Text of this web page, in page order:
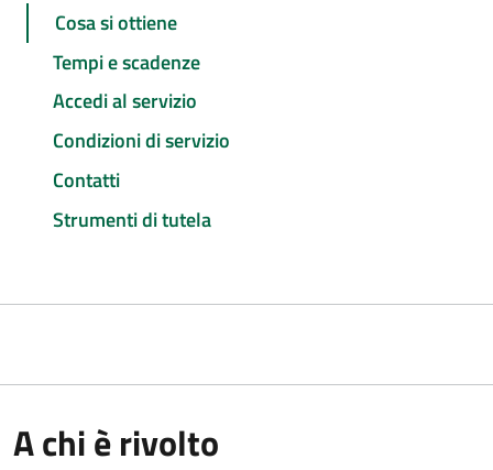
Cosa si ottiene
Tempi e scadenze
Accedi al servizio
Condizioni di servizio
Contatti
Strumenti di tutela
A chi è rivolto